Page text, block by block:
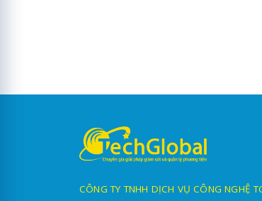
CÔNG TY TNHH DỊCH VỤ CÔNG